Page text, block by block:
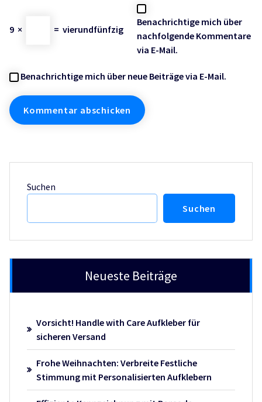
9 × = vierundfünfzig
Benachrichtige mich über
nachfolgende Kommentare
via E-Mail.
Benachrichtige mich über neue Beiträge via E-Mail.
Suchen
Suchen
Neueste Beiträge
Vorsicht! Handle with Care Aufkleber für
sicheren Versand
Frohe Weihnachten: Verbreite Festliche
Stimmung mit Personalisierten Aufklebern